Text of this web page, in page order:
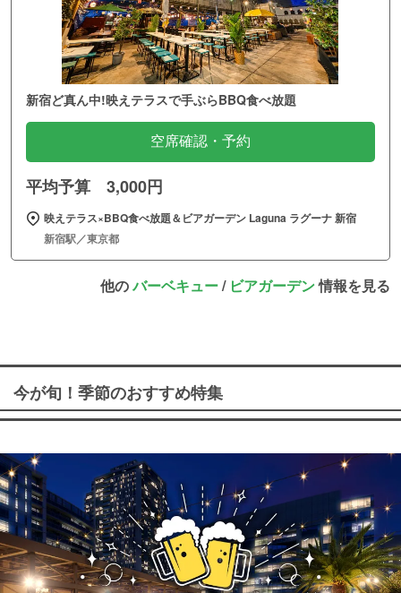
新宿ど真ん中!映えテラスで手ぶらBBQ食べ放題
空席確認・予約
平均予算 3,000円
映えテラス×BBQ食べ放題＆ビアガーデン Laguna ラグーナ 新宿
新宿駅／東京都
他のバーベキュー/ ビアガーデン情報を見る
今が旬！季節のおすすめ特集